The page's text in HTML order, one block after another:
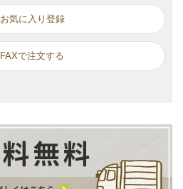
お気に入り
FAXで注文する